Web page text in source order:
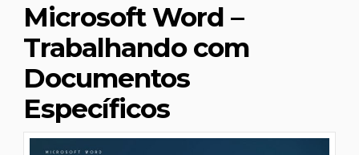
Microsoft Word –
Trabalhando com
Documentos
Específicos